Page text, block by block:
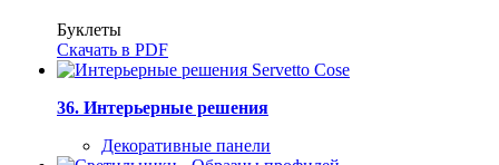
Буклеты
Скачать в PDF
36. Интерьерные решения
Декоративные панели